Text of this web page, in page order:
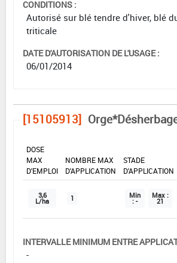
CONDITIONS :
Autorisé sur blé tendre d'hiver, blé
triticale
DATE D'AUTORISATION DE L'USAGE :
06/01/2014
[15105913]
DOSE
MAX
D'EMPLOI
NOMBRE MAX
D'APPLICATION
STADE
D'APPLICATION
3,6
L/ha 1 Min
: -
Max :
21
INTERVALLE MINIMUM ENTRE
-